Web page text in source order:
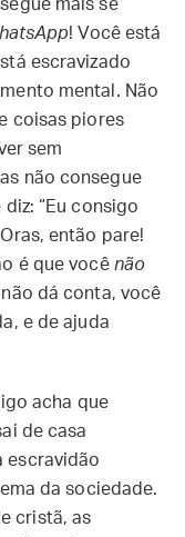
mais se
! Você está
escravizado
mental. Não
coisas piores
sem
não consegue
“Eu consigo
então pare!
é que você não
dá conta, você
e de ajuda
acha que
de casa
escravidão
da sociedade.
cristã, as